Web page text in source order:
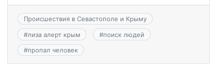
Происшествия в Севастополе и Крыму
#лиза алерт крым #поиск людей
#пропал человек